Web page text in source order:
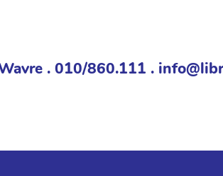
. 010/860.111 .